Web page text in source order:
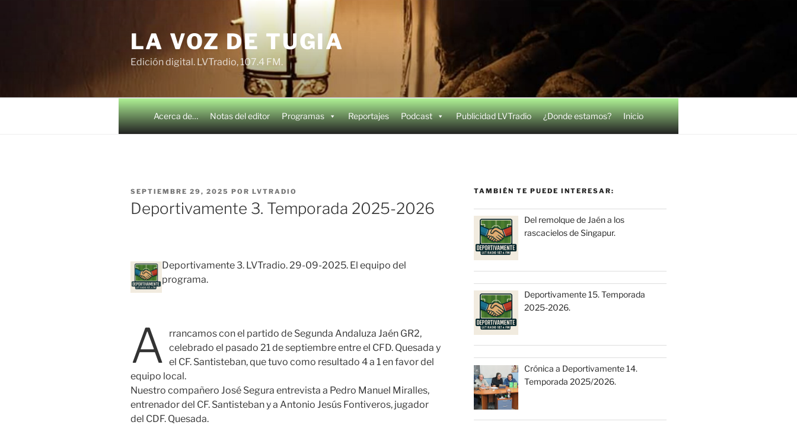
LA VOZ DE TUGIA
Edición digital. LVTradio, 107.4 FM.
Acerca de… Notas del editor Programas Reportajes Podcast Publicidad LVTradio ¿Donde estamos? Inicio
PUBLICADO
EL
SEPTIEMBRE 29, 2025 POR LVTRADIO
Deportivamente 3. Temporada 2025-2026
Deportivamente 3. LVTradio. 29-09-2025. El equipo del
programa.
A
rrancamos con el partido de Segunda Andaluza Jaén GR2,
celebrado el pasado 21 de septiembre entre el CFD. Quesada y
el CF. Santisteban, que tuvo como resultado 4 a 1 en favor del
equipo local.
Nuestro compañero José Segura entrevista a Pedro Manuel Miralles,
entrenador del CF. Santisteban y a Antonio Jesús Fontiveros, jugador
del CDF. Quesada.
TAMBIÉN TE PUEDE INTERESAR:
Del remolque de Jaén a los
rascacielos de Singapur.
Deportivamente 15. Temporada
2025-2026.
Crónica a Deportivamente 14.
Temporada 2025/2026.